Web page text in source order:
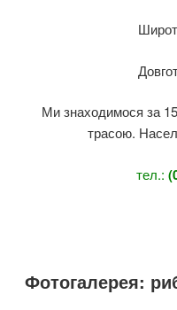
Ми знаходимося за
трасою.
тел.:
Фотогалерея: